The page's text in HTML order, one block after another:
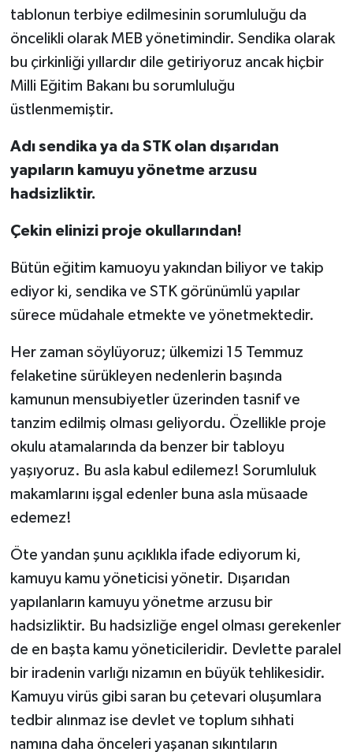
tablonun terbiye edilmesinin sorumluluğu da
öncelikli olarak MEB yönetimindir. Sendika olarak
bu çirkinliği yıllardır dile getiriyoruz ancak hiçbir
Milli Eğitim Bakanı bu sorumluluğu
üstlenmemiştir.
Adı sendika ya da STK olan dışarıdan
yapıların kamuyu yönetme arzusu
hadsizliktir.
Çekin elinizi proje okullarından!
Bütün eğitim kamuoyu yakından biliyor ve takip
ediyor ki, sendika ve STK görünümlü yapılar
sürece müdahale etmekte ve yönetmektedir.
Her zaman söylüyoruz; ülkemizi 15 Temmuz
felaketine sürükleyen nedenlerin başında
kamunun mensubiyetler üzerinden tasnif ve
tanzim edilmiş olması geliyordu. Özellikle proje
okulu atamalarında da benzer bir tabloyu
yaşıyoruz. Bu asla kabul edilemez! Sorumluluk
makamlarını işgal edenler buna asla müsaade
edemez!
Öte yandan şunu açıklıkla ifade ediyorum ki,
kamuyu kamu yöneticisi yönetir. Dışarıdan
yapılanların kamuyu yönetme arzusu bir
hadsizliktir. Bu hadsizliğe engel olması gerekenler
de en başta kamu yöneticileridir. Devlette paralel
bir iradenin varlığı nizamın en büyük tehlikesidir.
Kamuyu virüs gibi saran bu çetevari oluşumlara
tedbir alınmaz ise devlet ve toplum sıhhati
namına daha önceleri yaşanan sıkıntıların